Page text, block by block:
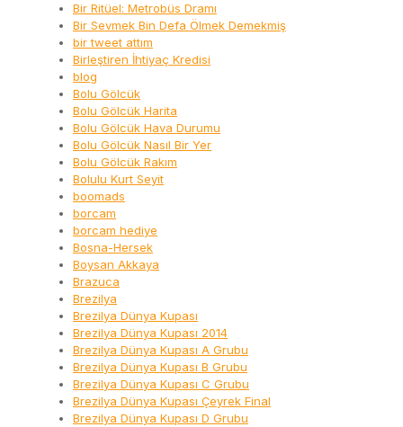
Bir Ritüel: Metrobüs Dramı
Bir Sevmek Bin Defa Ölmek Demekmiş
bir tweet attım
Birleştiren İhtiyaç Kredisi
blog
Bolu Gölcük
Bolu Gölcük Harita
Bolu Gölcük Hava Durumu
Bolu Gölcük Nasıl Bir Yer
Bolu Gölcük Rakım
Bolulu Kurt Seyit
boomads
borcam
borcam hediye
Bosna-Hersek
Boysan Akkaya
Brazuca
Brezilya
Brezilya Dünya Kupası
Brezilya Dünya Kupası 2014
Brezilya Dünya Kupası A Grubu
Brezilya Dünya Kupası B Grubu
Brezilya Dünya Kupası C Grubu
Brezilya Dünya Kupası Çeyrek Final
Brezilya Dünya Kupası D Grubu